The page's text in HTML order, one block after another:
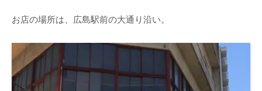
お店の場所は、広島駅前の大通り沿い。